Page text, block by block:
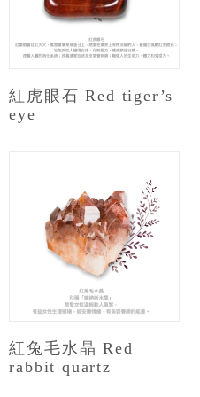
紅虎眼石 Red tiger’s
eye
紅兔毛水晶 Red
rabbit quartz